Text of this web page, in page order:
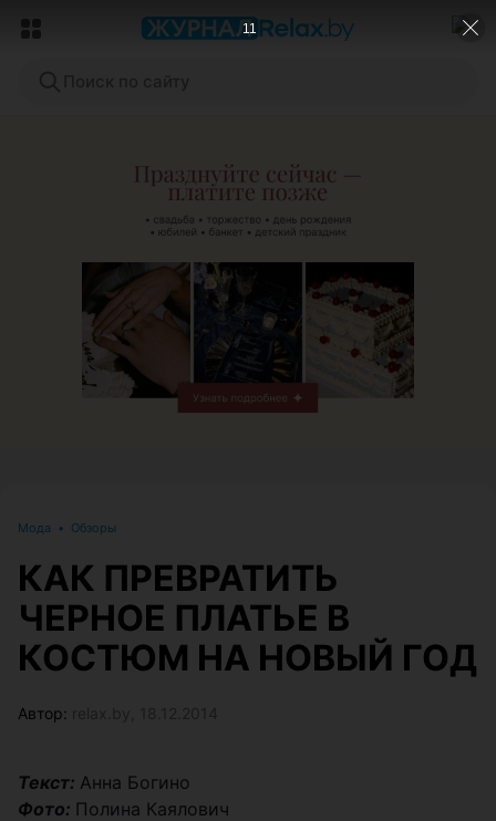
ЭФФЕКТИВНАЯ РЕКЛАМА НА САЙТЕ
Мода • Обзоры
КАК ПРЕВРАТИТЬ
ЧЕРНОЕ ПЛАТЬЕ В
КОСТЮМ НА НОВЫЙ ГОД
Автор:
Текст: Анна Богино
Фото: Полина Каялович
9